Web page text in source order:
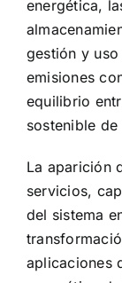
energética,
gestión y
emisiones
equilibrio
sostenible
La aparición
servicios,
del sistema
aplicaciones